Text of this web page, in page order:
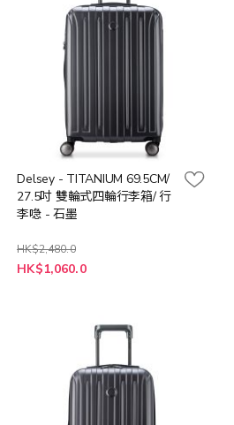
Delsey - TITANIUM 69.5CM/
27.5吋 雙輪式四輪行李箱/ 行
李喼 - 石墨
HK$2,480.0
特
殊
HK$1,060.0